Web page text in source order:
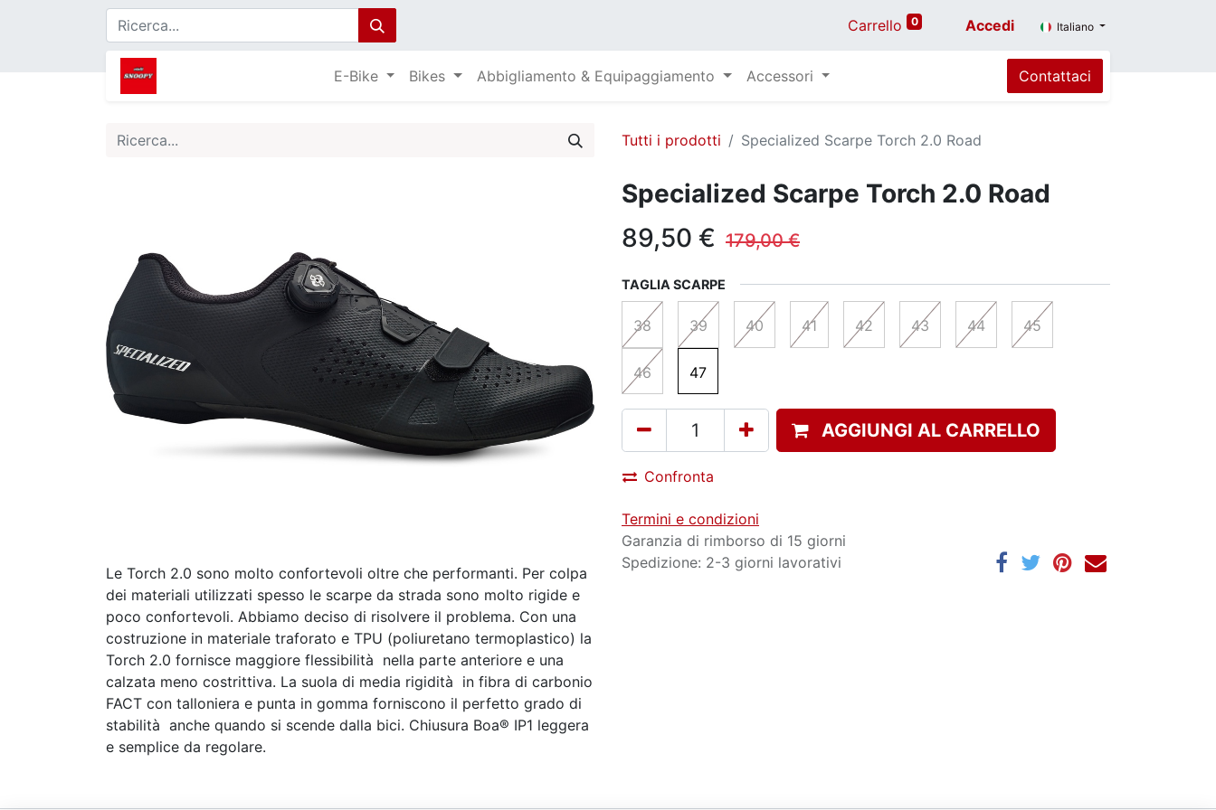
Carrello 0 Accedi Italiano
E-Bike Bikes Abbigliamento & Equipaggiamento Accessori Contattaci
Tutti i prodotti Specialized Scarpe Torch 2.0 Road
Le Torch 2.0 sono molto confortevoli oltre che performanti. Per colpa
dei materiali utilizzati spesso le scarpe da strada sono molto rigide e
poco confortevoli. Abbiamo deciso di risolvere il problema. Con una
costruzione in materiale traforato e TPU (poliuretano termoplastico) la
Torch 2.0 fornisce maggiore flessibilità nella parte anteriore e una
calzata meno costrittiva. La suola di media rigidità in fibra di carbonio
FACT con talloniera e punta in gomma forniscono il perfetto grado di
stabilità anche quando si scende dalla bici. Chiusura Boa® IP1 leggera
e semplice da regolare.
Specialized Scarpe Torch 2.0 Road
89,50 € 179,00€
TAGLIA SCARPE
38 39 40 41 42 43 44 45
46 47
AGGIUNGI AL CARRELLO
Confronta
Termini e condizioni
Garanzia di rimborso di 15 giorni
Spedizione: 2-3 giorni lavorativi